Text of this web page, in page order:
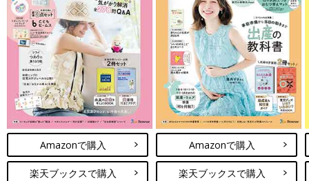
Amazonで購入
楽天ブックスで購入
Amazonで購入
楽天ブックスで購入